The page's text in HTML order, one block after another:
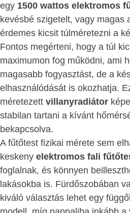
egy 1500 wattos elektromos
kevésbé szigetelt, vagy magas
érdemes kicsit túlméretezni a
Fontos megérteni, hogy a túl
maximumon fog működni, ami
magasabb fogyasztást, de a
elhasználódását is okozhatja.
méretezett villanyradiátor
stabilan tartani a kívánt
bekapcsolva.
A fűtőtest fizikai mérete sem
keskeny elektromos fali
foglalnak, és könnyen
lakásokba is. Fürdőszobában
kiváló választás lehet egy